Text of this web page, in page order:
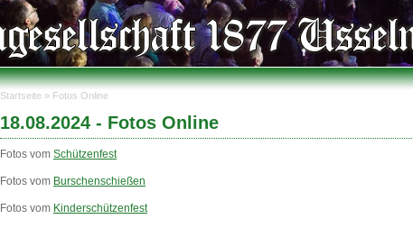
Sie sind hier
Startseite » Fotos Online
18.08.2024 - Fotos Online
Fotos vom Schützenfest
Fotos vom Burschenschießen
Fotos vom Kinderschützenfest